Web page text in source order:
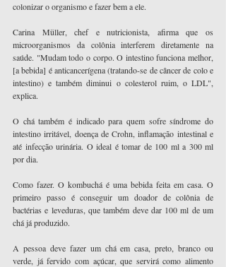
colonizar o organismo e fazer bem a ele.
Carina Müller, chef e nutricionista, afirma que os
microorganismos da colônia interferem diretamente na
saúde. "Mudam todo o corpo. O intestino funciona melhor,
[a bebida] é anticancerígena (tratando-se de câncer de colo e
intestino) e também diminui o colesterol ruim, o LDL",
explica.
O chá também é indicado para quem sofre síndrome do
intestino irritável, doença de Crohn, inflamação intestinal e
até infecção urinária. O ideal é tomar de 100 ml a 300 ml
por dia.
Como fazer. O kombuchá é uma bebida feita em casa. O
primeiro passo é conseguir um doador de colônia de
bactérias e leveduras, que também deve dar 100 ml de um
chá já produzido.
A pessoa deve fazer um chá em casa, preto, branco ou
verde, já fervido com açúcar, que servirá como alimento